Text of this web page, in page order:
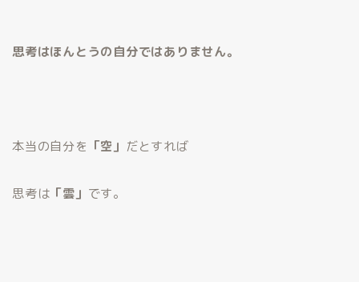
思考はほんとうの自分ではありません。
本当の自分を 「空」 だとすれば
思考は 「雲」 です。